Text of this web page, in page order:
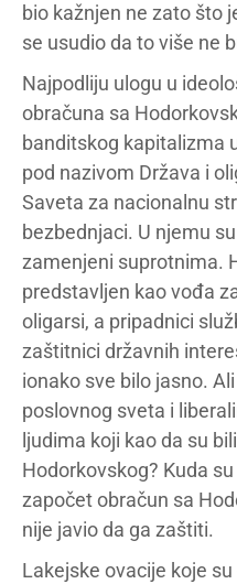
bio kažnjen ne zato što
se usudio da to više ne
Najpodliju ulogu u
obračuna sa
banditskog kapitalizma
pod nazivom Država i
Saveta za nacionalnu
bezbednjaci. U njemu
zamenjeni suprotnima.
predstavljen kao vođa
oligarsi, a pripadnici
zaštitnici državnih
ionako sve bilo jasno.
poslovnog sveta i
ljudima koji kao da su
Hodorkovskog? Kuda
započet obračun sa
nije javio da ga zaštiti.
Lakejske ovacije koje